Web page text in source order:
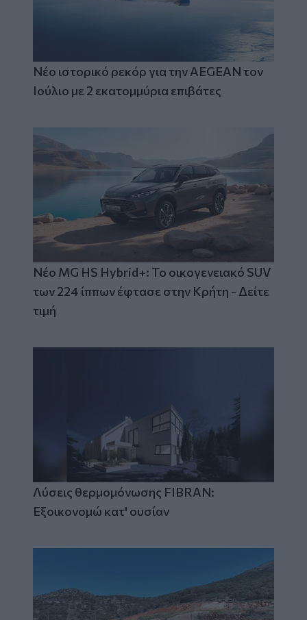
Νέο ιστορικό ρεκόρ για την AEGEAN τον
Ιούλιο με 2 εκατομμύρια επιβάτες
Νέο MG HS Hybrid+: Το οικογενειακό SUV
των 224 ίππων έφτασε στην Κρήτη - Δείτε
τιμή
Λύσεις θερμομόνωσης FIBRAN:
Εξοικονομώ κατ' ουσίαν